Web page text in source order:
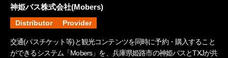
神姫バス株式会社(Mobers)
Distributor Provider
交通(バスチケット等)と観光コンテンツを同時に予約・購入すること
ができるシステム「Mobers」を、兵庫県姫路市の神姫バスとTXJが共